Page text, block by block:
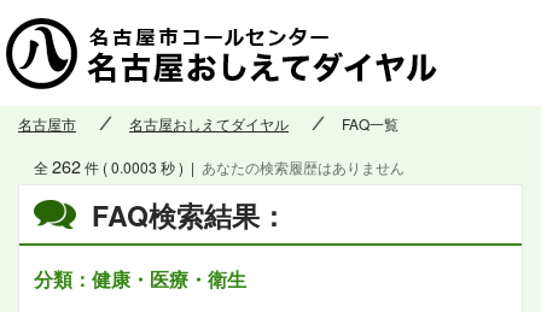
名古屋市 名古屋おしえてダイヤル FAQ一覧
FAQ検索結果：
分類：健康・医療・衛生
全262件 ( 0.0003 秒 ) | あなたの検索履歴はありません